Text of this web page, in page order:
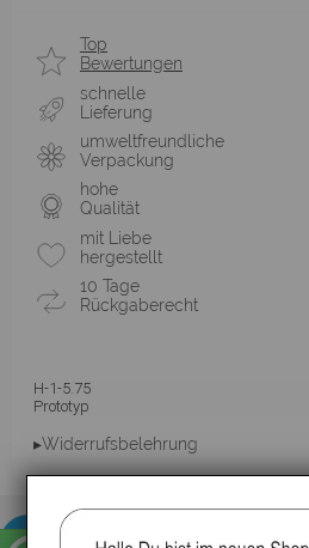
Top
Bewertungen
schnelle
Lieferung
umweltfreundliche
Verpackung
hohe
Qualität
mit Liebe
hergestellt
10 Tage
Rückgaberecht
H-1-5.75
Prototyp
▸Widerrufsbelehrung